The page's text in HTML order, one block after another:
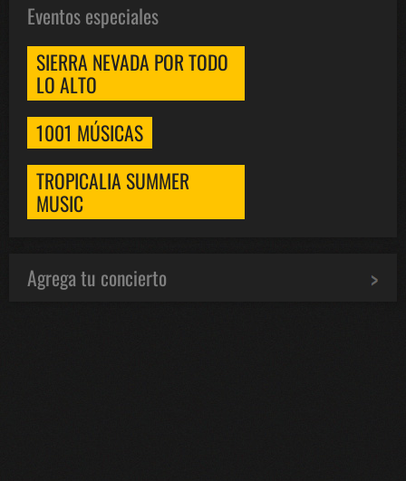
Eventos especiales
SIERRA NEVADA POR TODO
LO ALTO
1001 MÚSICAS
TROPICALIA SUMMER
MUSIC
Agrega tu concierto